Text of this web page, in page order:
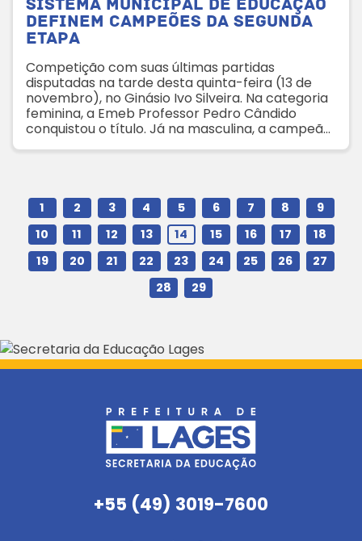
definem campeões da segunda
etapa
Competição com suas últimas partidas
disputadas na tarde desta quinta-feira (13 de
novembro), no Ginásio Ivo Silveira. Na categoria
feminina, a Emeb Professor Pedro Cândido
conquistou o título. Já na masculina, a campeã
1 2 3 4 5 6 7 8
9
10
11 12 13 14 15 16 17
18
19
20 21 22 23 24 25 26
27
28
29
+55 (49) 3019-7600